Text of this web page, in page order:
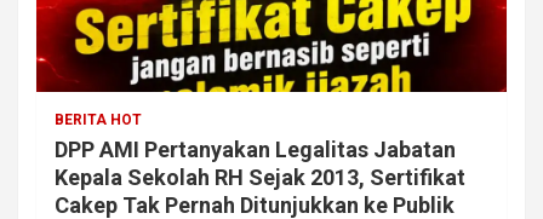
BERITA HOT
DPP AMI Pertanyakan Legalitas Jabatan
Kepala Sekolah RH Sejak 2013, Sertifikat
Cakep Tak Pernah Ditunjukkan ke Publik